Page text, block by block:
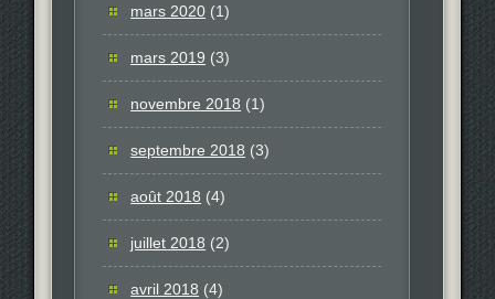
mars 2020 (1)
mars 2019 (3)
novembre 2018 (1)
septembre 2018 (3)
août 2018 (4)
juillet 2018 (2)
avril 2018 (4)